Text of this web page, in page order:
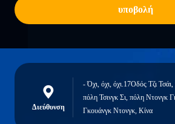
υποβολή
Διεύθυνση
- Όχι, όχι, όχι.17Οδός Τζι
πόλη Τσινγκ Σι, πόλη Ντονγκ
Γκουάνγκ Ντονγκ, Κίνα